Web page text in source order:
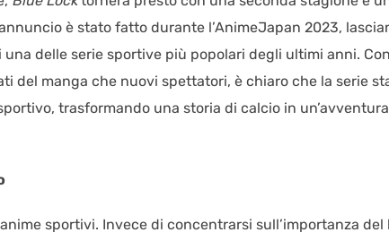
è stato fatto durante l’AnimeJapan 2023,
delle serie sportive più popolari degli ultimi anni. Con
del manga che nuovi spettatori, è chiaro che la serie
trasformando una storia di calcio in un’avventura
sportivi. Invece di concentrarsi sull’importanza del